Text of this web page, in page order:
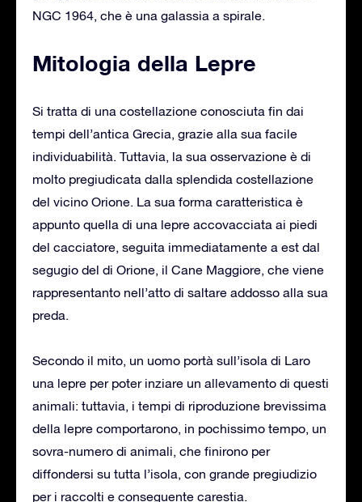
NGC 1964, che è una galassia a spirale.
Mitologia della Lepre
Si tratta di una costellazione conosciuta fin dai
tempi dell’antica Grecia, grazie alla sua facile
individuabilità. Tuttavia, la sua osservazione è di
molto pregiudicata dalla splendida costellazione
del vicino Orione. La sua forma caratteristica è
appunto quella di una lepre accovacciata ai piedi
del cacciatore, seguita immediatamente a est dal
segugio del di Orione, il Cane Maggiore, che viene
rappresentanto nell’atto di saltare addosso alla sua
preda.
Secondo il mito, un uomo portà sull’isola di Laro
una lepre per poter inziare un allevamento di questi
animali: tuttavia, i tempi di riproduzione brevissima
della lepre comportarono, in pochissimo tempo, un
sovra-numero di animali, che finirono per
diffondersi su tutta l’isola, con grande pregiudizio
per i raccolti e conseguente carestia.